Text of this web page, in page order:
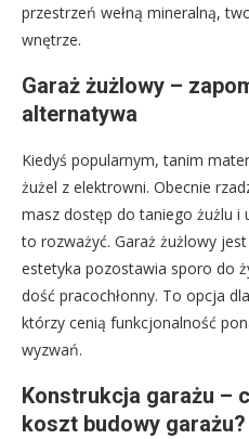
przestrzeń wełną mineralną,
wnętrze.
Garaż żużlowy –
alternatywa
Kiedyś popularnym, tanim
żużel z elektrowni. Obecnie
masz dostęp do taniego żużlu i
to rozważyć. Garaż żużlowy
estetyka pozostawia sporo do
dość pracochłonny. To opcja
którzy cenią funkcjonalność
wyzwań.
Konstrukcja garażu –
koszt budowy garażu?